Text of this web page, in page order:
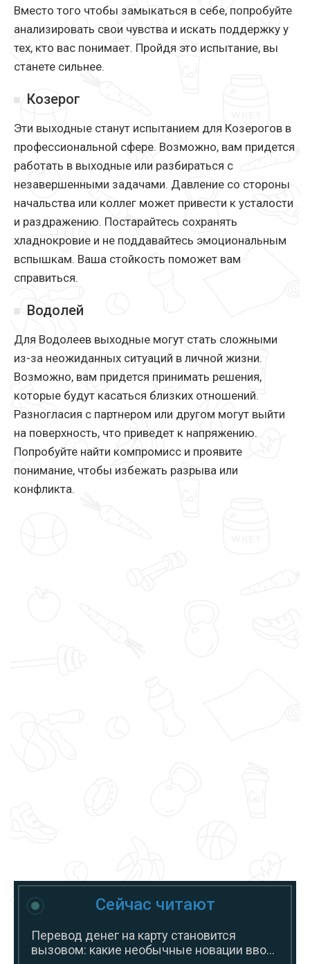
Вместо того чтобы замыкаться в себе, попробуйте
анализировать свои чувства и искать поддержку у
тех, кто вас понимает. Пройдя это испытание, вы
станете сильнее.
Козерог
Эти выходные станут испытанием для Козерогов в
профессиональной сфере. Возможно, вам придется
работать в выходные или разбираться с
незавершенными задачами. Давление со стороны
начальства или коллег может привести к усталости
и раздражению. Постарайтесь сохранять
хладнокровие и не поддавайтесь эмоциональным
вспышкам. Ваша стойкость поможет вам
справиться.
Водолей
Для Водолеев выходные могут стать сложными
из-за неожиданных ситуаций в личной жизни.
Возможно, вам придется принимать решения,
которые будут касаться близких отношений.
Разногласия с партнером или другом могут выйти
на поверхность, что приведет к напряжению.
Попробуйте найти компромисс и проявите
понимание, чтобы избежать разрыва или
конфликта.
Сейчас читают
Перевод денег на карту становится
вызовом: какие необычные новации вво...